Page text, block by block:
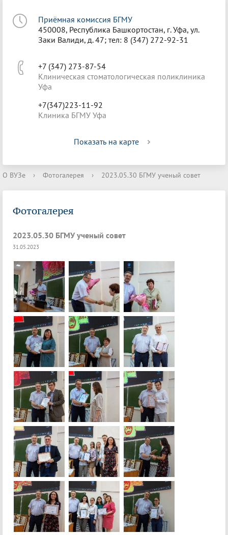
Приёмная комиссия БГМУ
450008, Республика Башкортостан, г. Уфа, ул.
Заки Валиди, д. 47; тел: 8 (347) 272-92-31
+7 (347) 273-87-54
Клиническая стоматологическая поликлиника
Уфа
+7(347)223-11-92
Клиника БГМУ Уфа
Показать на карте
О ВУЗе › Фотогалерея › 2023.05.30 БГМУ ученый совет
Фотогалерея
2023.05.30 БГМУ ученый совет
31.05.2023